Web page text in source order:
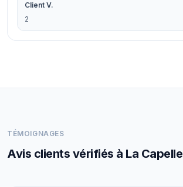
Client V.
2
TÉMOIGNAGES
Avis clients vérifiés à La Capelle